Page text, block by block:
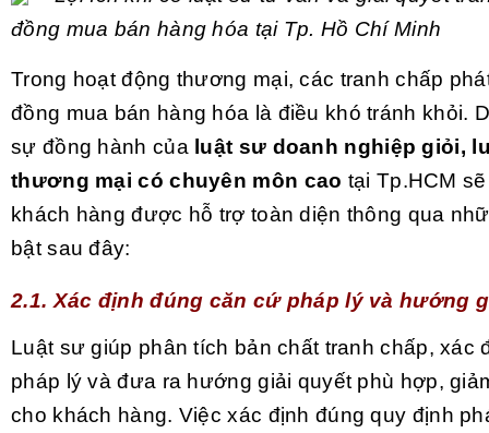
đồng mua bán hàng hóa tại Tp. Hồ Chí Minh
Trong hoạt động thương mại, các tranh chấp
đồng mua bán hàng hóa là điều khó tránh khỏi.
sự đồng hành của luật sư doanh nghiệp giỏi,
thương mại có chuyên môn cao tại Tp.HCM
khách hàng được hỗ trợ toàn diện thông qua
bật sau đây:
2.1. Xác định đúng căn cứ pháp lý và hướng
Luật sư giúp phân tích bản chất tranh chấp, xác
pháp lý và đưa ra hướng giải quyết phù hợp,
cho khách hàng. Việc xác định đúng quy định